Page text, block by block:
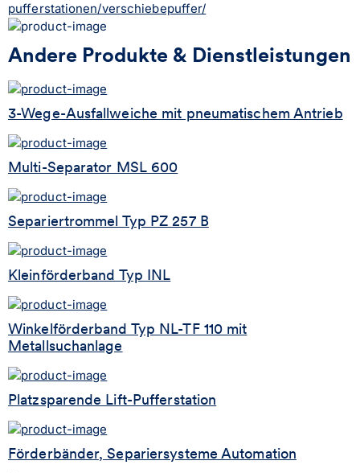
pufferstationen/verschiebepuffer/
Andere Produkte & Dienstleistungen
3-Wege-Ausfallweiche mit pneumatischem Antrieb
Multi-Separator MSL 600
Separiertrommel Typ PZ 257 B
Kleinförderband Typ INL
Winkelförderband Typ NL-TF 110 mit
Metallsuchanlage
Platzsparende Lift-Pufferstation
Förderbänder, Separiersysteme Automation